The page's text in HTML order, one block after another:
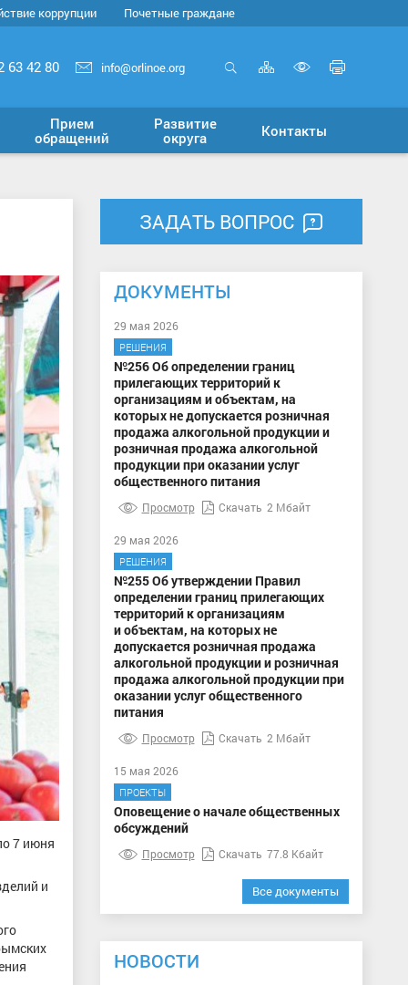
коррупции Почетные граждане
63 42 80 info@orlinoe.org Карта
сайта
версию
для
Прием
обращений
Развитие
округа
Контакты
7 июня
и
ЗАДАТЬ ВОПРОС
ДОКУМЕНТЫ
29 мая 2026
РЕШЕНИЯ
№256 Об определении границ
прилегающих территорий к
организациям и объектам, на
которых не допускается розничная
продажа алкогольной продукции и
розничная продажа алкогольной
продукции при оказании услуг
общественного питания
Просмотр Скачать 2 Мбайт
29 мая 2026
РЕШЕНИЯ
№255 Об утверждении Правил
определении границ прилегающих
территорий к организациям
и объектам, на которых не
допускается розничная продажа
алкогольной продукции и розничная
продажа алкогольной продукции при
оказании услуг общественного
питания
Просмотр Скачать 2 Мбайт
15 мая 2026
ПРОЕКТЫ
Оповещение о начале общественных
обсуждений
Просмотр Скачать 77.8 Кбайт
Все документы
НОВОСТИ